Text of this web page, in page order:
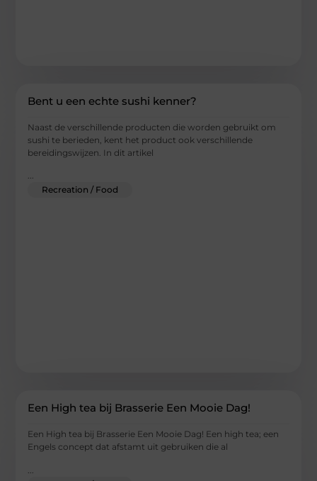
Bent u een echte sushi kenner?
Naast de verschillende producten die worden gebruikt om
sushi te berieden, kent het product ook verschillende
bereidingswijzen. In dit artikel
...
Recreation / Food
Een High tea bij Brasserie Een Mooie Dag!
Een High tea bij Brasserie Een Mooie Dag! Een high tea; een
Engels concept dat afstamt uit gebruiken die al